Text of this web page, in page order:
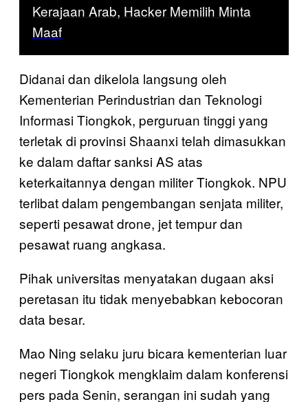
Kerajaan Arab, Hacker Memilih Minta
Maaf
Didanai dan dikelola langsung oleh
Kementerian Perindustrian dan Teknologi
Informasi Tiongkok, perguruan tinggi yang
terletak di provinsi Shaanxi telah dimasukkan
ke dalam daftar sanksi AS atas
keterkaitannya dengan militer Tiongkok. NPU
terlibat dalam pengembangan senjata militer,
seperti pesawat drone, jet tempur dan
pesawat ruang angkasa.
Pihak universitas menyatakan dugaan aksi
peretasan itu tidak menyebabkan kebocoran
data besar.
Mao Ning selaku juru bicara kementerian luar
negeri Tiongkok mengklaim dalam konferensi
pers pada Senin, serangan ini sudah yang